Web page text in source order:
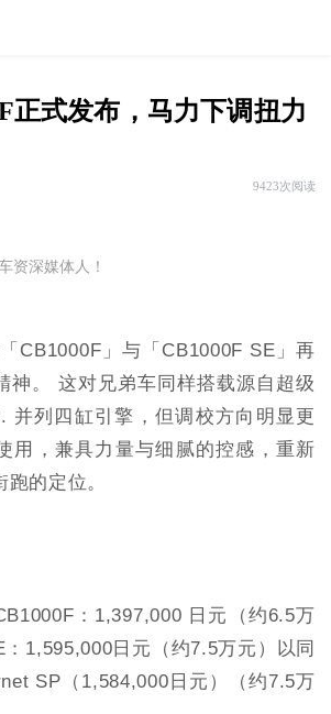
正式发布，马力下调扭力
9423次阅读
资深媒体人！
CB1000F」与「CB1000F SE」再
神。 这对兄弟车同样搭载源自超级
并列四缸引擎，但调校方向明显更
用，兼具力量与细腻的控感，重新
的定位。
：1,397,000 日元（约6.5万
1,595,000日元（约7.5万元）以同
SP（1,584,000日元）（约7.5万